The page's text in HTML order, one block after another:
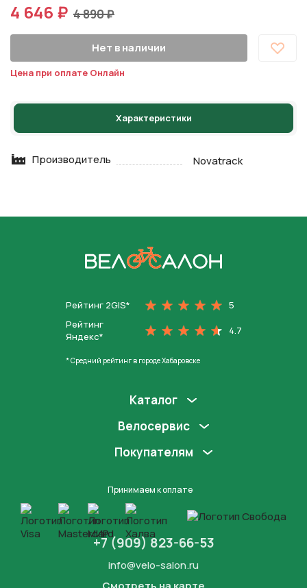
4 646 ₽ 4 890 ₽
Нет в наличии
Цена при оплате Онлайн
Характеристики
Производитель Novatrack
Рейтинг 2GIS*
5
Рейтинг
Яндекс*
4.7
* Средний рейтинг в городе Хабаровске
Каталог
Велосервис
Покупателям
Принимаем к оплате
+7 (909) 823-66-53
info@velo-salon.ru